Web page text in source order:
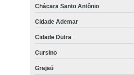
Chácara Santo Antônio
Cidade Ademar
Cidade Dutra
Cursino
Grajaú